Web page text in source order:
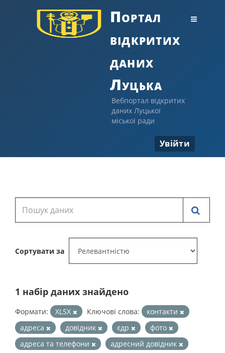
Портал
відкритих
даних
Луцька
Вебпортал відкритих
даних Луцької
міської ради
Увійти
Сортувати за
1 набір даних знайдено
Формати: XLSX Ключові слова:
контакти
адреса
довідник єдр
фото
адреса та телефони
адресний довідник